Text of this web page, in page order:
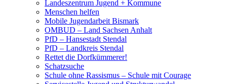
Landeszentrum Jugend + Kommune
Menschen helfen
Mobile Jugendarbeit Bismark
OMBUD – Land Sachsen Anhalt
PfD – Hansestadt Stendal
PfD – Landkreis Stendal
Rettet die Dorfkümmerer!
Schatzsuche
Schule ohne Rassismus – Schule mit Courage